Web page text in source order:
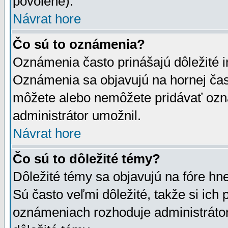
Návrat hore
Čo sú to oznámenia?
Oznámenia často prinášajú dôležité
Oznámenia sa objavujú na hornej
môžete alebo nemôžete pridávať
administrátor umožnil.
Návrat hore
Čo sú to dôležité témy?
Dôležité témy sa objavujú na fóre
Sú často veľmi dôležité, takže si ich
oznámeniach rozhoduje